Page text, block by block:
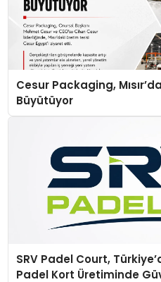
Cesur Packaging,
Büyütüyor
SRV Padel Court,
Padel Kort Üretiminde